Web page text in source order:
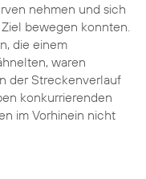
nehmen und sich
bewegen konnten.
die einem
waren
der Streckenverlauf
konkurrierenden
im Vorhinein nicht